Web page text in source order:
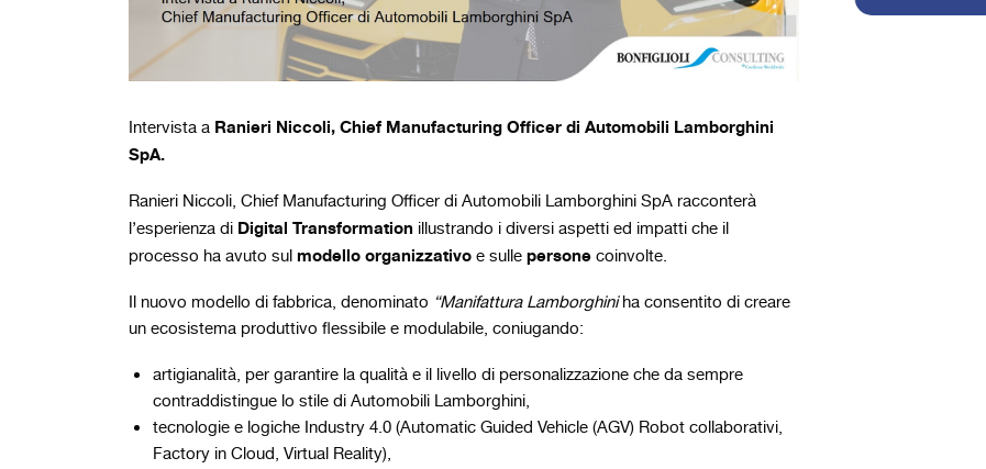
Intervista a Ranieri Niccoli, Chief Manufacturing Officer di Automobili Lamborghini
SpA.
Ranieri Niccoli, Chief Manufacturing Officer di Automobili Lamborghini SpA racconterà
l’esperienza di Digital Transformation illustrando i diversi aspetti ed impatti che il
processo ha avuto sulmodello organizzativoe sullepersonecoinvolte.
Il nuovo modello di fabbrica, denominato “Manifattura Lamborghiniha consentito di creare
un ecosistema produttivo flessibile e modulabile, coniugando:
artigianalità, per garantire la qualità e il livello di personalizzazione che da sempre
contraddistingue lo stile di Automobili Lamborghini,
tecnologie e logiche Industry 4.0 (Automatic Guided Vehicle (AGV) Robot collaborativi,
Factory in Cloud, Virtual Reality),